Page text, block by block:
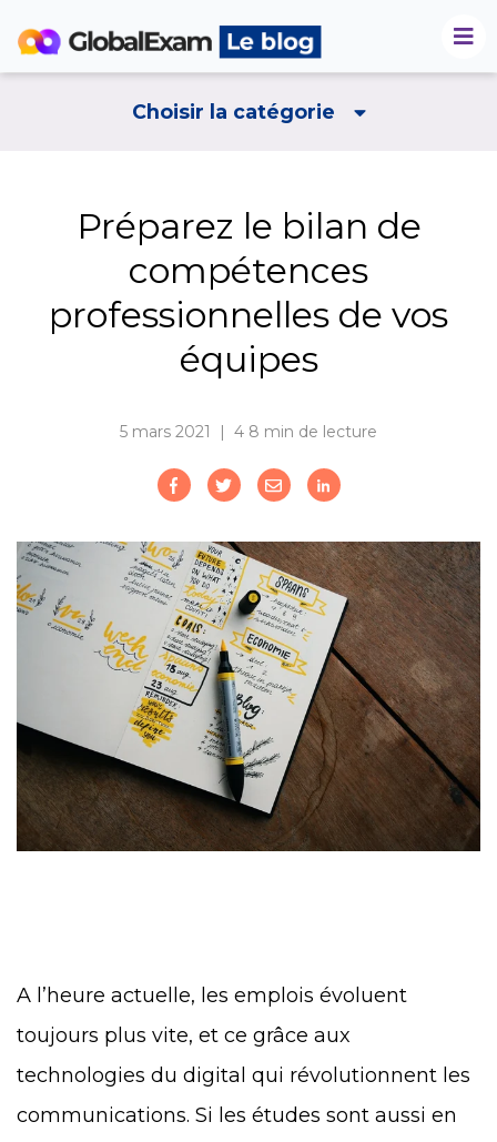
Choisir la catégorie
Préparez le bilan de
compétences
professionnelles de vos
équipes
5 mars 2021 | 4 8 min de lecture
A l’heure actuelle, les emplois évoluent
toujours plus vite, et ce grâce aux
technologies du digital qui révolutionnent les
communications. Si les études sont aussi en